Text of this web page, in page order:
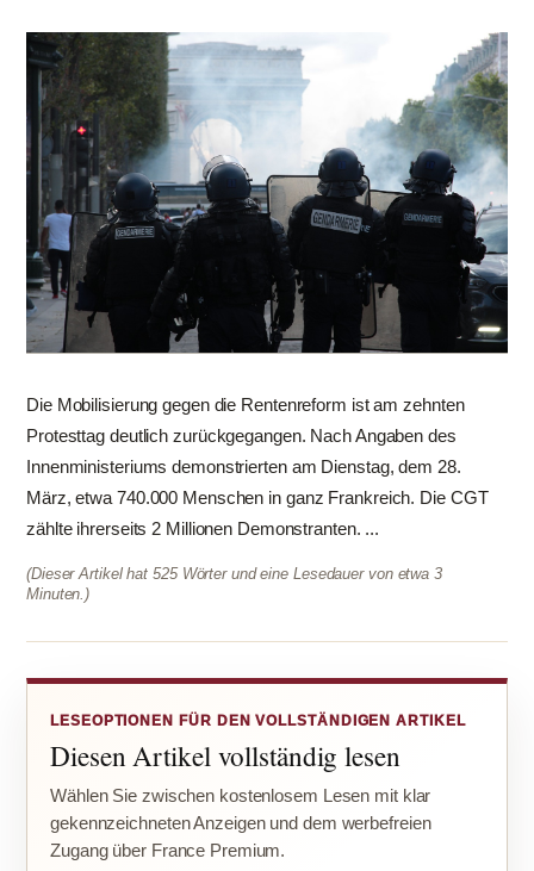
Die Mobilisierung gegen die Rentenreform ist am zehnten
Protesttag deutlich zurückgegangen. Nach Angaben des
Innenministeriums demonstrierten am Dienstag, dem 28.
März, etwa 740.000 Menschen in ganz Frankreich. Die CGT
zählte ihrerseits 2 Millionen Demonstranten. ...
(Dieser Artikel hat 525 Wörter und eine Lesedauer von etwa 3
Minuten.)
LESEOPTIONEN FÜR DEN VOLLSTÄNDIGEN ARTIKEL
Diesen Artikel vollständig lesen
Wählen Sie zwischen kostenlosem Lesen mit klar
gekennzeichneten Anzeigen und dem werbefreien
Zugang über France Premium.